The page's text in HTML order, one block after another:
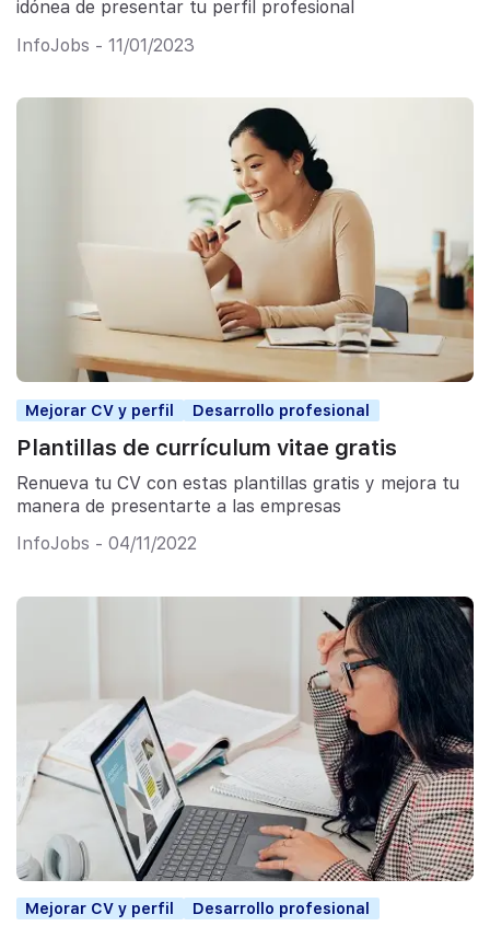
idónea de presentar tu perfil profesional
InfoJobs - 11/01/2023
Mejorar CV y perfil Desarrollo profesional
Plantillas de currículum vitae gratis
Renueva tu CV con estas plantillas gratis y mejora tu
manera de presentarte a las empresas
InfoJobs - 04/11/2022
Mejorar CV y perfil Desarrollo profesional